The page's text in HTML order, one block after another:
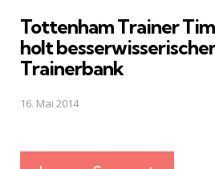
Tottenham Trainer
holt
Trainerbank
16. Mai 2014